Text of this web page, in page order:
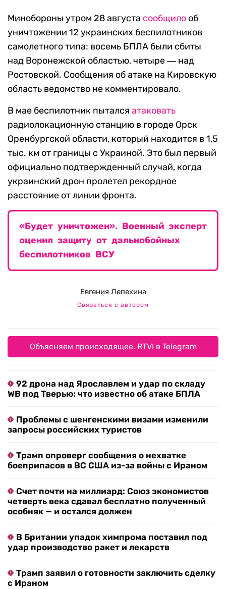
Минобороны утром 28 августа сообщило об
уничтожении 12 украинских беспилотников
самолетного типа: восемь БПЛА были сбиты
над Воронежской областью, четыре ― над
Ростовской. Сообщения об атаке на Кировскую
область ведомство не комментировало.
В мае беспилотник пытался атаковать
радиолокационную станцию в городе Орск
Оренбургской области, который находится в 1,5
тыс. км от границы с Украиной. Это был первый
официально подтвержденный случай, когда
украинский дрон пролетел рекордное
расстояние от линии фронта.
«Будет уничтожен». Военный эксперт
оценил защиту от дальнобойных
беспилотников ВСУ
Евгения Лепехина
Связаться с автором
Объясняем происходящее. RTVI в Telegram
92 дрона над Ярославлем и удар по складу
WB под Тверью: что известно об атаке БПЛА
Проблемы с шенгенскими визами изменили
запросы российских туристов
Трамп опроверг сообщения о нехватке
боеприпасов в ВС США из-за войны с Ираном
Счет почти на миллиард: Союз экономистов
четверть века сдавал бесплатно полученный
особняк — и остался должен
В Британии упадок химпрома поставил под
удар производство ракет и лекарств
Трамп заявил о готовности заключить сделку
с Ираном